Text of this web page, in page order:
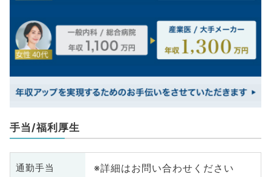
手当/福利厚生
通勤手当 ※詳細はお問い合わせください